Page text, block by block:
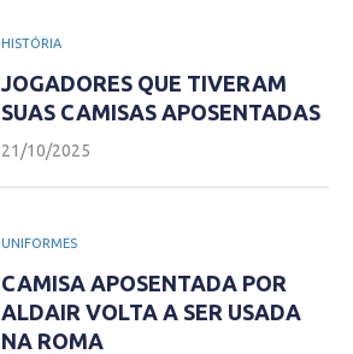
HISTÓRIA
JOGADORES QUE TIVERAM
SUAS CAMISAS APOSENTADAS
21/10/2025
UNIFORMES
CAMISA APOSENTADA POR
ALDAIR VOLTA A SER USADA
NA ROMA